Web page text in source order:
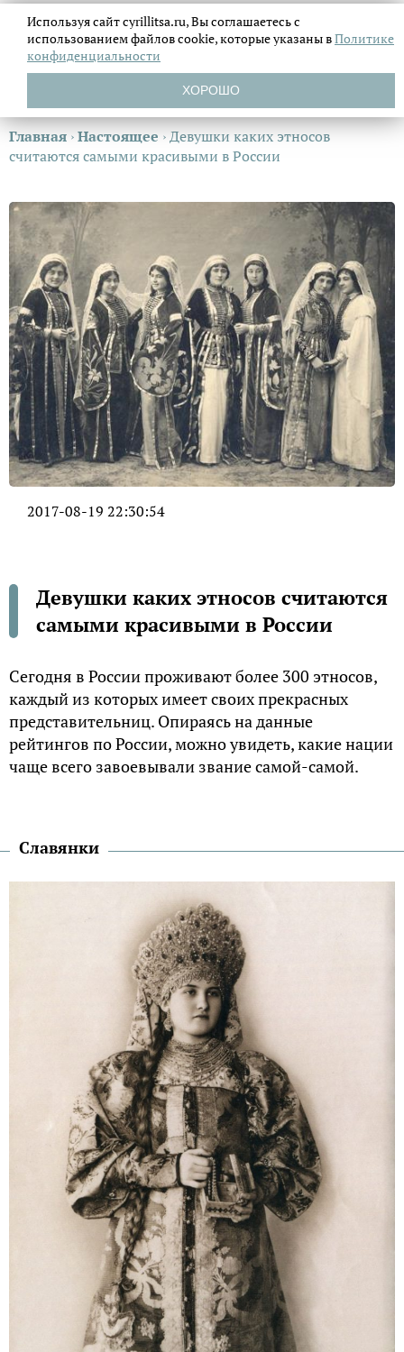
Главная ›Настоящее ›Девушки каких этносов
считаются самыми красивыми в России
2017-08-19 22:30:54
Девушки каких этносов считаются
самыми красивыми в России
Сегодня в России проживают более 300 этносов,
каждый из которых имеет своих прекрасных
представительниц. Опираясь на данные
рейтингов по России, можно увидеть, какие нации
чаще всего завоевывали звание самой-самой.
Славянки
Используя сайт cyrillitsa.ru, Вы соглашаетесь с
использованием файловcookie, которые указаны вПолитике
конфиденциальности
ХОРОШО